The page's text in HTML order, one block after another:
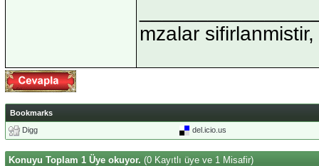
mzalar
Bookmarks
Digg
del.icio.us
Konuyu Toplam 1 Üye okuyor. (0 Kayıtlı üye ve 1 Misafir)